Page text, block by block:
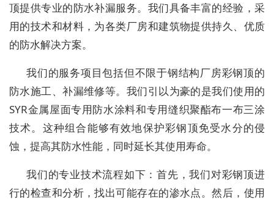
顶提供专业的防水补漏服务。我们具备丰富的经验，采
用的技术和材料，为各类厂房和建筑物提供持久、优质
的防水解决方案。
我们的服务项目包括但不限于钢结构厂房彩钢顶的
防水施工、补漏维修等。我们引以为豪的是我们使用的
SYR金属屋面专用防水涂料和专用缝织聚酯布一布三涂
技术。这种组合能够有效地保护彩钢顶免受水分的侵
蚀，提高其防水性能，同时延长其使用寿命。
我们的专业技术流程如下：首先，我们对彩钢顶进
行的检查和分析，找出可能存在的渗水点。然后，使用